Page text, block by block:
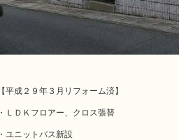
【平成２９年３月リフォーム済】
・ＬＤＫフロアー、クロス張替
・ユニットバス新設